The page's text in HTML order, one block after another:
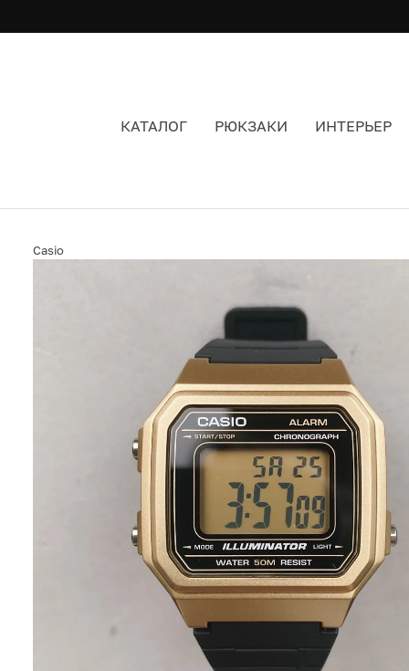
КАТАЛОГ РЮКЗАКИ ИНТЕРЬЕР
Casio